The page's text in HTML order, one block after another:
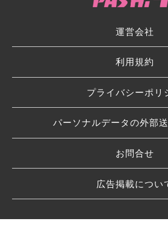
運営会社
利用規約
プライバシーポリ
パーソナルデータの外部
お問合せ
広告掲載につい